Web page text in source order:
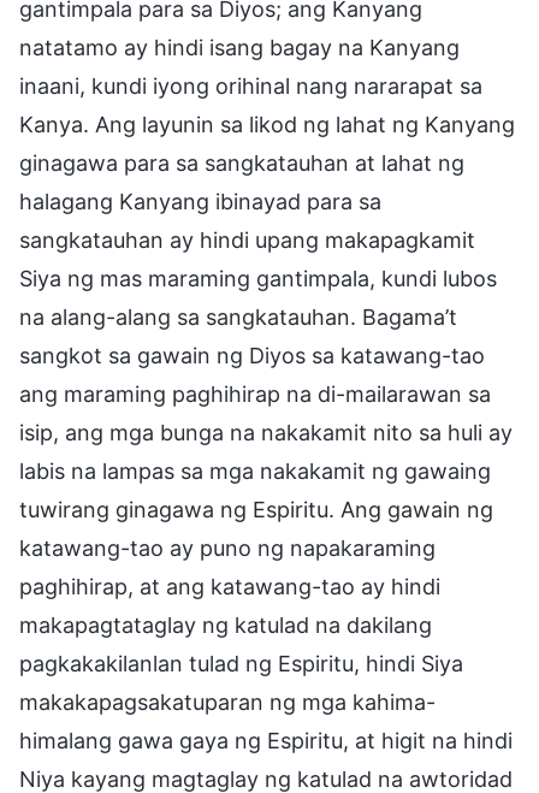
gantimpala para sa Diyos; ang Kanyang
natatamo ay hindi isang bagay na Kanyang
inaani, kundi iyong orihinal nang nararapat sa
Kanya. Ang layunin sa likod ng lahat ng Kanyang
ginagawa para sa sangkatauhan at lahat ng
halagang Kanyang ibinayad para sa
sangkatauhan ay hindi upang makapagkamit
Siya ng mas maraming gantimpala, kundi lubos
na alang-alang sa sangkatauhan. Bagama’t
sangkot sa gawain ng Diyos sa katawang-tao
ang maraming paghihirap na di-mailarawan sa
isip, ang mga bunga na nakakamit nito sa huli ay
labis na lampas sa mga nakakamit ng gawaing
tuwirang ginagawa ng Espiritu. Ang gawain ng
katawang-tao ay puno ng napakaraming
paghihirap, at ang katawang-tao ay hindi
makapagtataglay ng katulad na dakilang
pagkakakilanlan tulad ng Espiritu, hindi Siya
makakapagsakatuparan ng mga kahima-
himalang gawa gaya ng Espiritu, at higit na hindi
Niya kayang magtaglay ng katulad na awtoridad